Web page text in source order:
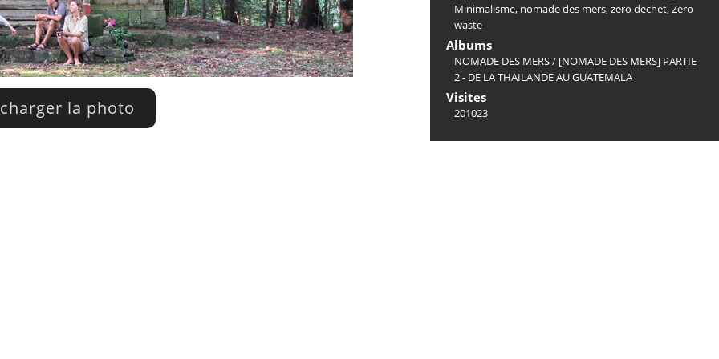
la photo
Minimalisme, nomade des mers,zero dechet,Zero
waste
Albums
NOMADE DES MERS/ [NOMADE DES MERS] PARTIE
2 - DE LA THAILANDE AU GUATEMALA
Visites
201023